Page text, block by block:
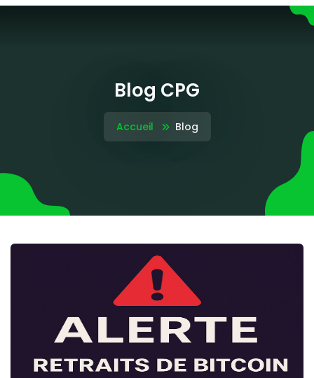
Blog CPG
Accueil Blog